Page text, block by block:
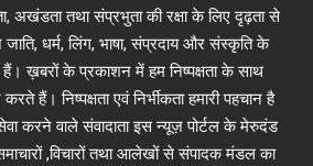
अखंडता तथा संप्रभुता की रक्षा के लिए दृढ़ता से
धर्म, लिंग, भाषा, संप्रदाय और संस्कृति के
हैं। ख़बरों के प्रकाशन में हम निष्पक्षता के साथ
हैं। निष्पक्षता एवं निर्भीकता हमारी पहचान है
करने वाले संवादाता इस न्यूज़ पोर्टल के मेरुदंड
,विचारों तथा आलेखों से संपादक मंडल का